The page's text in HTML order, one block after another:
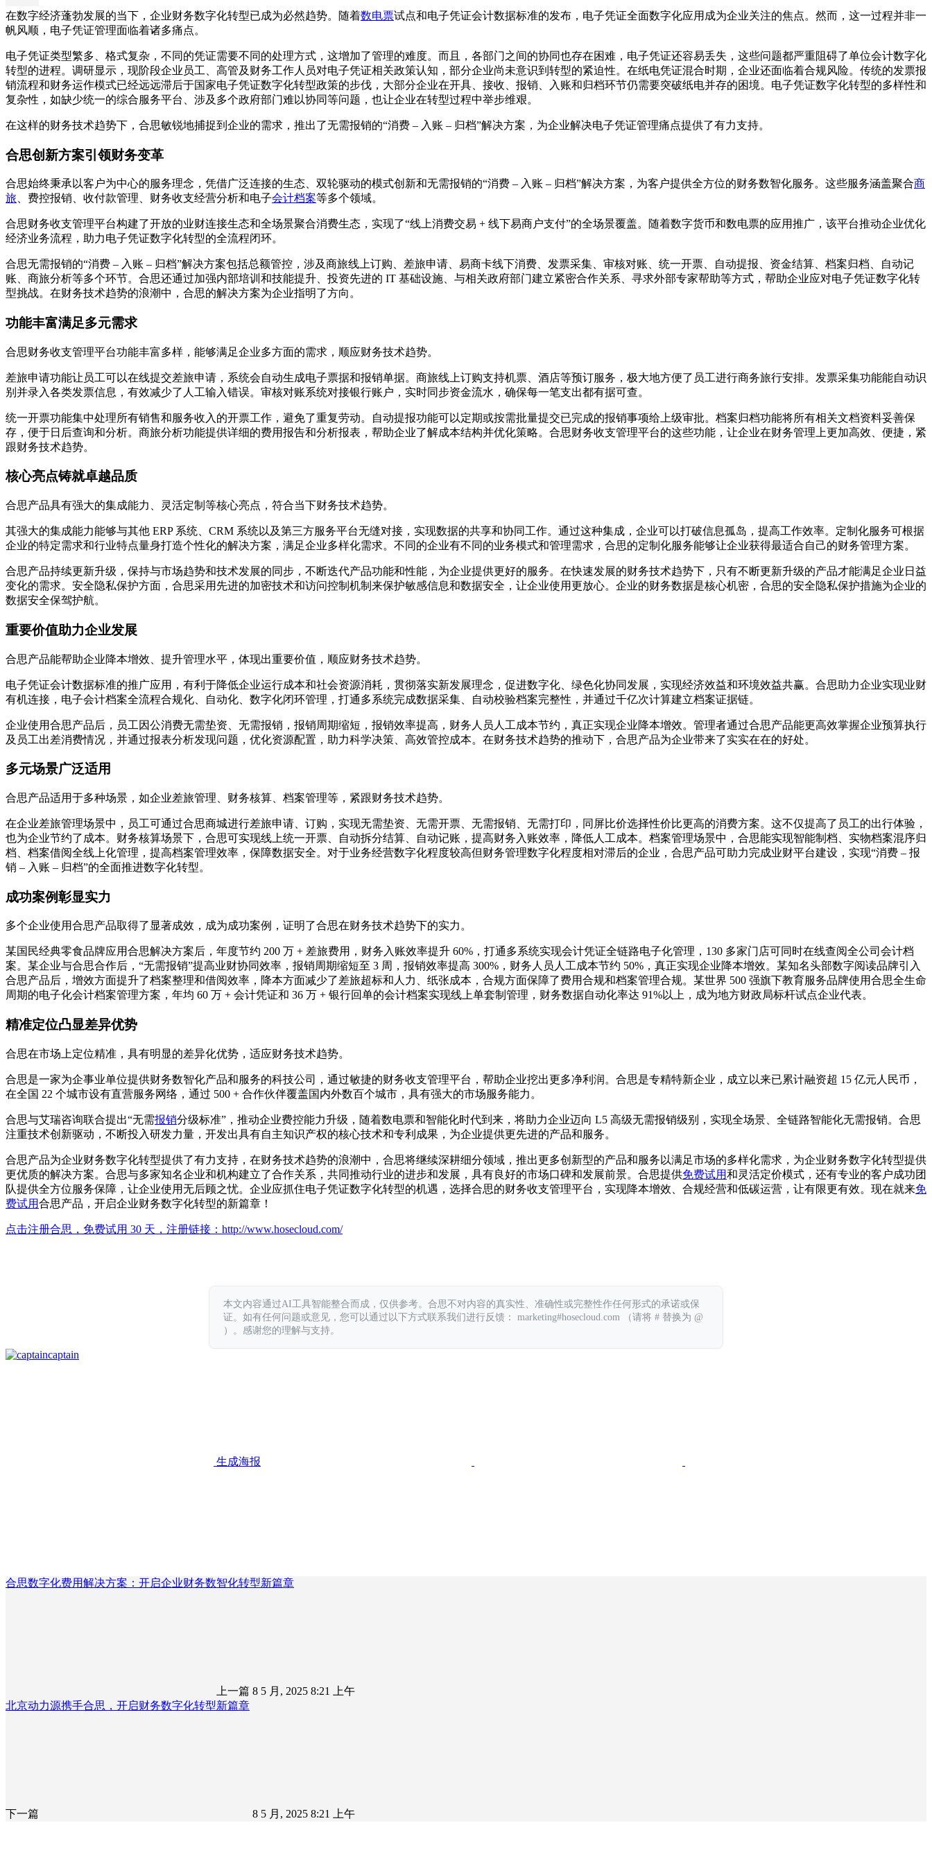
在数字经济蓬勃发展的当下，企业财务数字化转型已成为必然趋势。随着数电票试点和电子凭证会计数据标准的发布，电子凭证全面数字化应用成为企业关注的焦点。然而，这一过程并非一
帆风顺，电子凭证管理面临着诸多痛点。
电子凭证类型繁多、格式复杂，不同的凭证需要不同的处理方式，这增加了管理的难度。而且，各部门之间的协同也存在困难，电子凭证还容易丢失，这些问题都严重阻碍了单位会计数字化
转型的进程。调研显示，现阶段企业员工、高管及财务工作人员对电子凭证相关政策认知，部分企业尚未意识到转型的紧迫性。在纸电凭证混合时期，企业还面临着合规风险。传统的发票报
销流程和财务运作模式已经远远滞后于国家电子凭证数字化转型政策的步伐，大部分企业在开具、接收、报销、入账和归档环节仍需要突破纸电并存的困境。电子凭证数字化转型的多样性和
复杂性，如缺少统一的综合服务平台、涉及多个政府部门难以协同等问题，也让企业在转型过程中举步维艰。
在这样的财务技术趋势下，合思敏锐地捕捉到企业的需求，推出了无需报销的“消费 – 入账 – 归档”解决方案，为企业解决电子凭证管理痛点提供了有力支持。
合思创新方案引领财务变革
合思始终秉承以客户为中心的服务理念，凭借广泛连接的生态、双轮驱动的模式创新和无需报销的“消费 – 入账 – 归档”解决方案，为客户提供全方位的财务数智化服务。这些服务涵盖聚合商
旅 、费控报销、收付款管理、财务收支经营分析和电子会计档案等多个领域。
合思财务收支管理平台构建了开放的业财连接生态和全场景聚合消费生态，实现了“线上消费交易 + 线下易商户支付”的全场景覆盖。随着数字货币和数电票的应用推广，该平台推动企业优化
经济业务流程，助力电子凭证数字化转型的全流程闭环。
合思无需报销的“消费 – 入账 – 归档”解决方案包括总额管控，涉及商旅线上订购、差旅申请、易商卡线下消费、发票采集、审核对账、统一开票、自动提报、资金结算、档案归档、自动记
账、商旅分析等多个环节。合思还通过加强内部培训和技能提升、投资先进的 IT 基础设施、与相关政府部门建立紧密合作关系、寻求外部专家帮助等方式，帮助企业应对电子凭证数字化转
型挑战。在财务技术趋势的浪潮中，合思的解决方案为企业指明了方向。
功能丰富满足多元需求
合思财务收支管理平台功能丰富多样，能够满足企业多方面的需求，顺应财务技术趋势。
差旅申请功能让员工可以在线提交差旅申请，系统会自动生成电子票据和报销单据。商旅线上订购支持机票、酒店等预订服务，极大地方便了员工进行商务旅行安排。发票采集功能能自动识
别并录入各类发票信息，有效减少了人工输入错误。审核对账系统对接银行账户，实时同步资金流水，确保每一笔支出都有据可查。
统一开票功能集中处理所有销售和服务收入的开票工作，避免了重复劳动。自动提报功能可以定期或按需批量提交已完成的报销事项给上级审批。档案归档功能将所有相关文档资料妥善保
存，便于日后查询和分析。商旅分析功能提供详细的费用报告和分析报表，帮助企业了解成本结构并优化策略。合思财务收支管理平台的这些功能，让企业在财务管理上更加高效、便捷，紧
跟财务技术趋势。
核心亮点铸就卓越品质
合思产品具有强大的集成能力、灵活定制等核心亮点，符合当下财务技术趋势。
其强大的集成能力能够与其他 ERP 系统、CRM 系统以及第三方服务平台无缝对接，实现数据的共享和协同工作。通过这种集成，企业可以打破信息孤岛，提高工作效率。定制化服务可根据
企业的特定需求和行业特点量身打造个性化的解决方案，满足企业多样化需求。不同的企业有不同的业务模式和管理需求，合思的定制化服务能够让企业获得最适合自己的财务管理方案。
合思产品持续更新升级，保持与市场趋势和技术发展的同步，不断迭代产品功能和性能，为企业提供更好的服务。在快速发展的财务技术趋势下，只有不断更新升级的产品才能满足企业日益
变化的需求。安全隐私保护方面，合思采用先进的加密技术和访问控制机制来保护敏感信息和数据安全，让企业使用更放心。企业的财务数据是核心机密，合思的安全隐私保护措施为企业的
数据安全保驾护航。
重要价值助力企业发展
合思产品能帮助企业降本增效、提升管理水平，体现出重要价值，顺应财务技术趋势。
电子凭证会计数据标准的推广应用，有利于降低企业运行成本和社会资源消耗，贯彻落实新发展理念，促进数字化、绿色化协同发展，实现经济效益和环境效益共赢。合思助力企业实现业财
有机连接，电子会计档案全流程合规化、自动化、数字化闭环管理，打通多系统完成数据采集、自动校验档案完整性，并通过千亿次计算建立档案证据链。
企业使用合思产品后，员工因公消费无需垫资、无需报销，报销周期缩短，报销效率提高，财务人员人工成本节约，真正实现企业降本增效。管理者通过合思产品能更高效掌握企业预算执行
及员工出差消费情况，并通过报表分析发现问题，优化资源配置，助力科学决策、高效管控成本。在财务技术趋势的推动下，合思产品为企业带来了实实在在的好处。
多元场景广泛适用
合思产品适用于多种场景，如企业差旅管理、财务核算、档案管理等，紧跟财务技术趋势。
在企业差旅管理场景中，员工可通过合思商城进行差旅申请、订购，实现无需垫资、无需开票、无需报销、无需打印，同屏比价选择性价比更高的消费方案。这不仅提高了员工的出行体验，
也为企业节约了成本。财务核算场景下，合思可实现线上统一开票、自动拆分结算、自动记账，提高财务入账效率，降低人工成本。档案管理场景中，合思能实现智能制档、实物档案混序归
档、档案借阅全线上化管理，提高档案管理效率，保障数据安全。对于业务经营数字化程度较高但财务管理数字化程度相对滞后的企业，合思产品可助力完成业财平台建设，实现“消费 – 报
销 – 入账 – 归档”的全面推进数字化转型。
成功案例彰显实力
多个企业使用合思产品取得了显著成效，成为成功案例，证明了合思在财务技术趋势下的实力。
某国民经典零食品牌应用合思解决方案后，年度节约 200 万 + 差旅费用，财务入账效率提升 60%，打通多系统实现会计凭证全链路电子化管理，130 多家门店可同时在线查阅全公司会计档
案。某企业与合思合作后，“无需报销”提高业财协同效率，报销周期缩短至 3 周，报销效率提高 300%，财务人员人工成本节约 50%，真正实现企业降本增效。某知名头部数字阅读品牌引入
合思产品后，增效方面提升了档案整理和借阅效率，降本方面减少了差旅超标和人力、纸张成本，合规方面保障了费用合规和档案管理合规。某世界 500 强旗下教育服务品牌使用合思全生命
周期的电子化会计档案管理方案，年均 60 万 + 会计凭证和 36 万 + 银行回单的会计档案实现线上单套制管理，财务数据自动化率达 91%以上，成为地方财政局标杆试点企业代表。
精准定位凸显差异优势
合思在市场上定位精准，具有明显的差异化优势，适应财务技术趋势。
合思是一家为企事业单位提供财务数智化产品和服务的科技公司，通过敏捷的财务收支管理平台，帮助企业挖出更多净利润。合思是专精特新企业，成立以来已累计融资超 15 亿元人民币，
在全国 22 个城市设有直营服务网络，通过 500 + 合作伙伴覆盖国内外数百个城市，具有强大的市场服务能力。
合思与艾瑞咨询联合提出“无需报销分级标准”，推动企业费控能力升级，随着数电票和智能化时代到来，将助力企业迈向 L5 高级无需报销级别，实现全场景、全链路智能化无需报销。合思
注重技术创新驱动，不断投入研发力量，开发出具有自主知识产权的核心技术和专利成果，为企业提供更先进的产品和服务。
合思产品为企业财务数字化转型提供了有力支持，在财务技术趋势的浪潮中，合思将继续深耕细分领域，推出更多创新型的产品和服务以满足市场的多样化需求，为企业财务数字化转型提供
更优质的解决方案。合思与多家知名企业和机构建立了合作关系，共同推动行业的进步和发展，具有良好的市场口碑和发展前景。合思提供免费试用和灵活定价模式，还有专业的客户成功团
队提供全方位服务保障，让企业使用无后顾之忧。企业应抓住电子凭证数字化转型的机遇，选择合思的财务收支管理平台，实现降本增效、合规经营和低碳运营，让有限更有效。现在就来免
费试用合思产品，开启企业财务数字化转型的新篇章！
点击注册合思，免费试用 30 天，注册链接： http://www.hosecloud.com/
本文内容通过AI工具智能整合而成，仅供参考。合思不对内容的真实性、准确性或完整性作任何形式的承诺或保
证。如有任何问题或意见，您可以通过以下方式联系我们进行反馈： marketing#hosecloud.com （请将 # 替换为 @
）。感谢您的理解与支持。
captain
生成海报
合思数字化费用解决方案：开启企业财务数智化转型新篇章
上一篇 8 5 月, 2025 8:21 上午
北京动力源携手合思，开启财务数字化转型新篇章
下一篇 8 5 月, 2025 8:21 上午